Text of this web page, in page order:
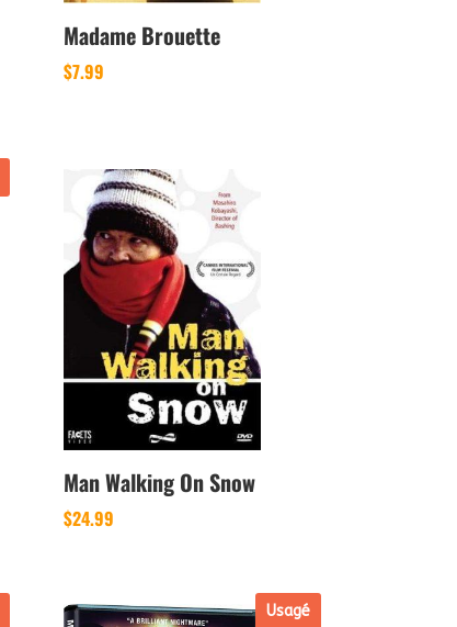
Madame Brouette
$7.99
Man Walking On Snow
$24.99
Usagé